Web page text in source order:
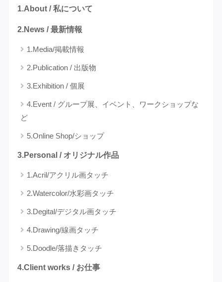
1.About / 私について
2.News / 最新情報
1.Media/掲載情報
2.Publication / 出版物
3.Exhibition / 個展
4.Event / グループ展、イベント、ワークショップな
ど
5.Online Shop/ショップ
3.Personal / オリジナル作品
1.Acril/アクリル画タッチ
2.Watercolor/水彩画タッチ
3.Degital/デジタル画タッチ
4.Drawing/線画タッチ
5.Doodle/落描きタッチ
4.Client works / お仕事